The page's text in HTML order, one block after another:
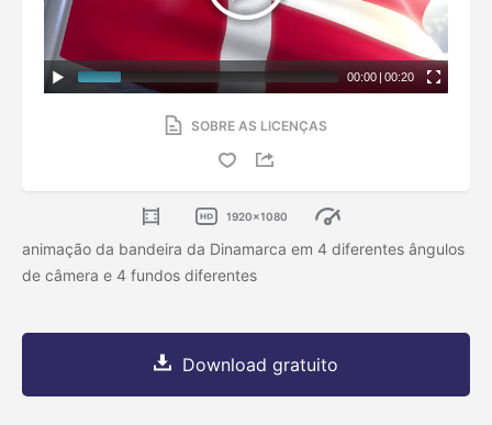
00:00 | 00:20
SOBRE AS LICENÇAS
1920x1080
animação da bandeira da Dinamarca em 4 diferentes ângulos
de câmera e 4 fundos diferentes
Download gratuito